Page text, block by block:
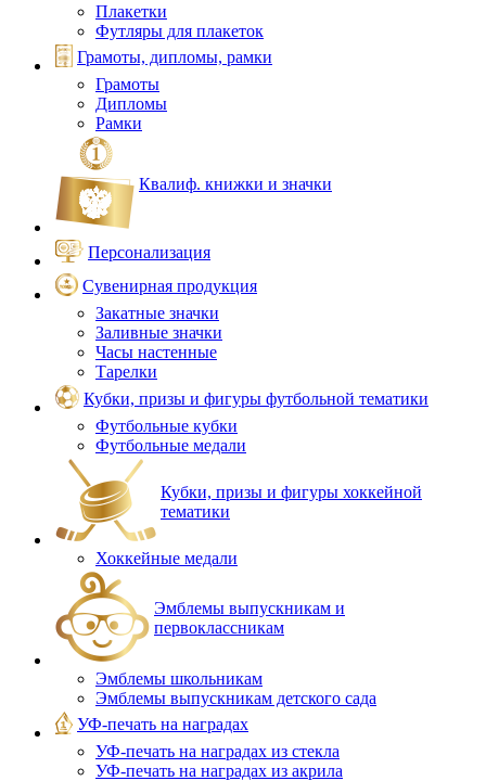
Плакетки
Футляры для плакеток
Грамоты, дипломы, рамки
Грамоты
Дипломы
Рамки
Квалиф. книжки и значки
Персонализация
Сувенирная продукция
Закатные значки
Заливные значки
Часы настенные
Тарелки
Кубки, призы и фигуры футбольной тематики
Футбольные кубки
Футбольные медали
Кубки, призы и фигуры хоккейной
тематики
Хоккейные медали
Эмблемы выпускникам и
первоклассникам
Эмблемы школьникам
Эмблемы выпускникам детского сада
УФ-печать на наградах
УФ‑печать на наградах из стекла
УФ-печать на наградах из акрила